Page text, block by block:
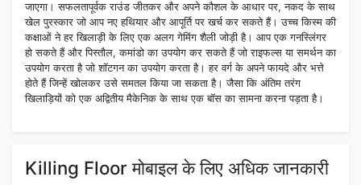
जाएगा। सफलतापूर्वक राउंड जीतकर और अपने कौशल के आधार पर, नकद के साथ
खेल पुरस्कार जो आप नए हथियार और आपूर्ति पर खर्च कर सकते हैं। उच्च किस्म की
कक्षाओं ने हर खिलाड़ी के लिए एक अलग गेमिंग शैली जोड़ी है। आप एक गनस्लिंगर
हो सकते हैं और पिस्तौल, कमांडो का उपयोग कर सकते हैं जो राइफल्स या समर्थन का
उपयोग करता है जो शॉटगन का उपयोग करता है। हर वर्ग के अपने फायदे और भत्ते
होते हैं जिन्हें खोलकर उसे समतल किया जा सकता है। जैसा कि अंतिम तरंग
खिलाड़ियों को एक अद्वितीय मैकेनिक के साथ एक बॉस का सामना करना पड़ता है।
Killing Floor मोबाइल के लिए अधिक जानकारी